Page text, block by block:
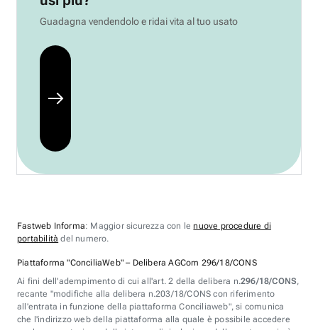
Guadagna vendendolo e ridai vita al tuo usato
Fastweb Informa: Maggior sicurezza con lenuove procedure di
portabilità del numero.
Piattaforma "ConciliaWeb" – Delibera AGCom 296/18/CONS
Ai fini dell'adempimento di cui all'art. 2 della delibera n.296/18/CONS,
recante "modifiche alla delibera n.203/18/CONS con riferimento
all'entrata in funzione della piattaforma Conciliaweb", si comunica
che l'indirizzo web della piattaforma alla quale è possibile accedere